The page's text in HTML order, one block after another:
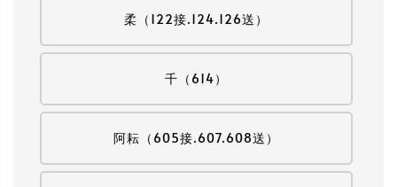
柔（122接.124.126送）
千（614）
阿耘（605接.607.608送）